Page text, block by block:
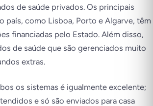
de saúde privados. Os principais
país, como Lisboa, Porto e Algarve, têm
financiadas pelo Estado. Além disso,
de saúde que são gerenciados muito
extras.
os sistemas é igualmente excelente;
e só são enviados para casa